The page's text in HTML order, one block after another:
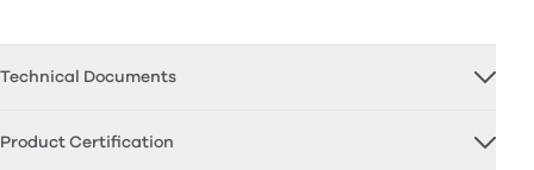
Technical Documents
Product Certification